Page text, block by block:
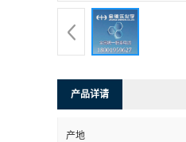
产品详请
产地